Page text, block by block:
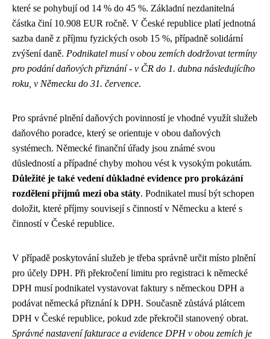
které se pohybují od 14 % do 45 %. Základní nezdanitelná
částka činí 10.908 EUR ročně. V České republice platí jednotná
sazba daně z příjmu fyzických osob 15 %, případně solidární
zvýšení daně. Podnikatel musí v obou zemích dodržovat termíny
pro podání daňových přiznání - v ČR do 1. dubna následujícího
roku, v Německu do 31. července.
Pro správné plnění daňových povinností je vhodné využít služeb
daňového poradce, který se orientuje v obou daňových
systémech. Německé finanční úřady jsou známé svou
důsledností a případné chyby mohou vést k vysokým pokutám.
Důležité je také vedení důkladné evidence pro prokázání
rozdělení příjmů mezi oba státy. Podnikatel musí být schopen
doložit, které příjmy souvisejí s činností v Německu a které s
činností v České republice.
V případě poskytování služeb je třeba správně určit místo plnění
pro účely DPH. Při překročení limitu pro registraci k německé
DPH musí podnikatel vystavovat faktury s německou DPH a
podávat německá přiznání k DPH. Současně zůstává plátcem
DPH v České republice, pokud zde překročil stanovený obrat.
Správné nastavení fakturace a evidence DPH v obou zemích je